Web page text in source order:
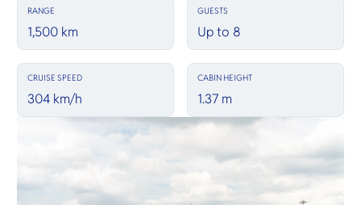
RANGE
1,500 km
GUESTS
Up to 8
CRUISE SPEED
304 km/h
CABIN HEIGHT
1.37 m